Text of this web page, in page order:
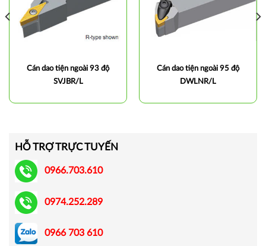
Cán dao tiện ngoài 93 độ
SVJBR/L
Cán dao tiện ngoài 95 độ
DWLNR/L
HỖ TRỢ TRỰC TUYẾN
0966.703.610
0974.252.289
0966 703 610